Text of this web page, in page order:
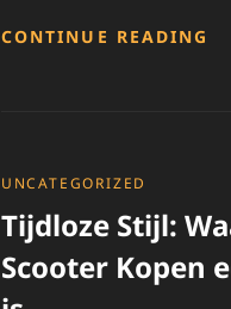
CONTINUE READING
CATEGORIES
UNCATEGORIZED
Tijdloze Stijl:
Scooter Kopen